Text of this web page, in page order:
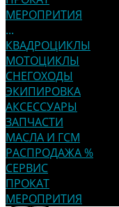
МЕРОПРИТИЯ
...
КВАДРОЦИКЛЫ
МОТОЦИКЛЫ
СНЕГОХОДЫ
ЭКИПИРОВКА
АКСЕССУАРЫ
ЗАПЧАСТИ
МАСЛА И ГСМ
РАСПРОДАЖА %
СЕРВИС
ПРОКАТ
МЕРОПРИТИЯ